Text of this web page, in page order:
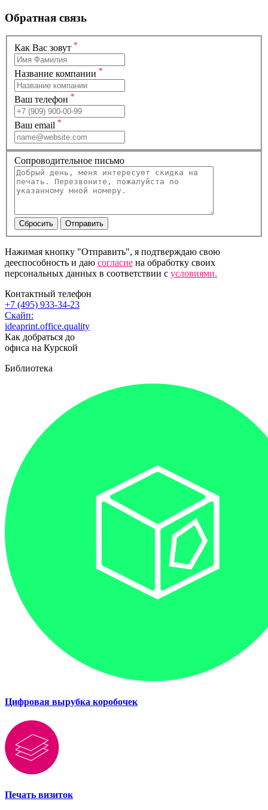
Обратная связь
Как Вас зовут *
Название компании *
Ваш телефон *
Ваш email *
Сопроводительное письмо
Нажимая кнопку "Отправить", я подтверждаю свою
дееспособность и даю согласие на обработку своих
персональных данных в соответствии с условиями.
Контактный телефон
+7 (495) 933-34-23
Скайп:
ideaprint.office.quality
Как добраться до
офиса на Курской
Библиотека
Цифровая вырубка коробочек
Печать визиток